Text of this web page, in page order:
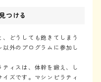
つける
どうしても飽きてしまう
外のプログラムに参加し
ィスは、体幹を鍛え、し
ズです。マシンピラティ